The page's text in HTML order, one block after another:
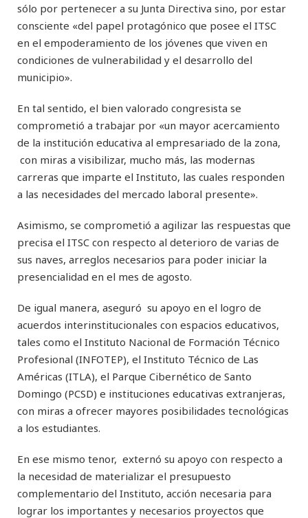
sólo por pertenecer a su Junta Directiva sino, por estar
consciente «del papel protagónico que posee el ITSC
en el empoderamiento de los jóvenes que viven en
condiciones de vulnerabilidad y el desarrollo del
municipio».
En tal sentido, el bien valorado congresista se
comprometió a trabajar por «un mayor acercamiento
de la institución educativa al empresariado de la zona,
con miras a visibilizar, mucho más, las modernas
carreras que imparte el Instituto, las cuales responden
a las necesidades del mercado laboral presente».
Asimismo, se comprometió a agilizar las respuestas que
precisa el ITSC con respecto al deterioro de varias de
sus naves, arreglos necesarios para poder iniciar la
presencialidad en el mes de agosto.
De igual manera, aseguró su apoyo en el logro de
acuerdos interinstitucionales con espacios educativos,
tales como el Instituto Nacional de Formación Técnico
Profesional (INFOTEP), el Instituto Técnico de Las
Américas (ITLA), el Parque Cibernético de Santo
Domingo (PCSD) e instituciones educativas extranjeras,
con miras a ofrecer mayores posibilidades tecnológicas
a los estudiantes.
En ese mismo tenor, externó su apoyo con respecto a
la necesidad de materializar el presupuesto
complementario del Instituto, acción necesaria para
lograr los importantes y necesarios proyectos que